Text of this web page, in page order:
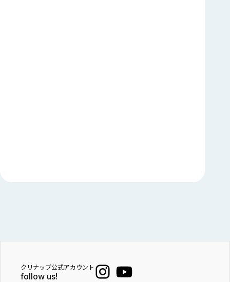
クリナップ公式アカウント
follow us!